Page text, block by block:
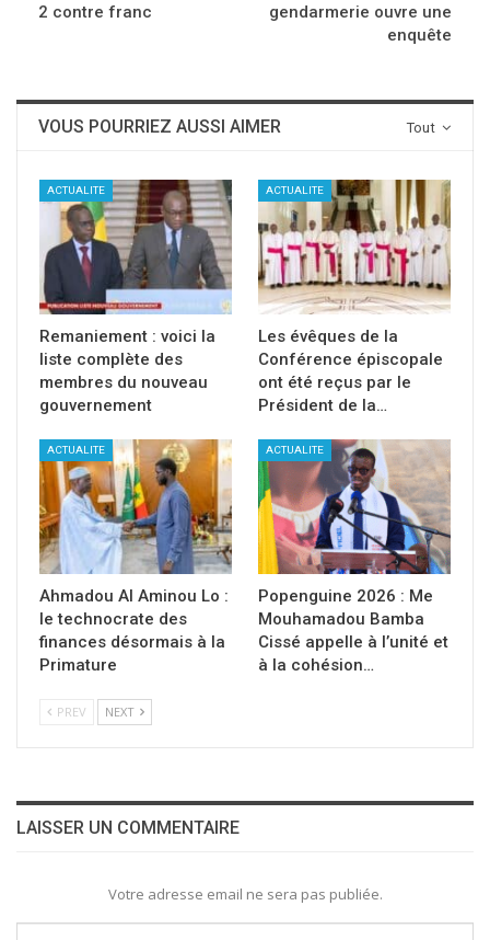
2 contre franc
gendarmerie ouvre une
enquête
Tout
VOUS POURRIEZ AUSSI AIMER
ACTUALITE
Remaniement : voici la
liste complète des
membres du nouveau
gouvernement
ACTUALITE
Les évêques de la
Conférence épiscopale
ont été reçus par le
Président de la…
ACTUALITE
Ahmadou Al Aminou Lo :
le technocrate des
finances désormais à la
Primature
ACTUALITE
Popenguine 2026 : Me
Mouhamadou Bamba
Cissé appelle à l’unité et
à la cohésion…
PREV NEXT
LAISSER UN COMMENTAIRE
Votre adresse email ne sera pas publiée.